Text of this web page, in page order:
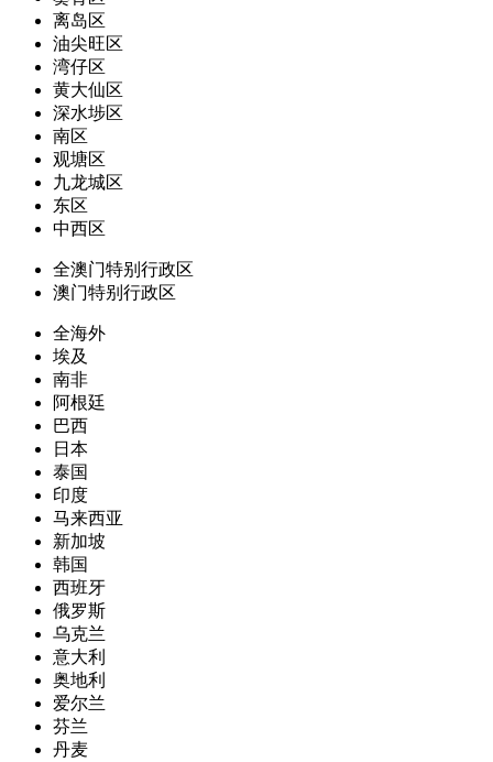
离岛区
油尖旺区
湾仔区
黄大仙区
深水埗区
南区
观塘区
九龙城区
东区
中西区
全澳门特别行政区
澳门特别行政区
全海外
埃及
南非
阿根廷
巴西
日本
泰国
印度
马来西亚
新加坡
韩国
西班牙
俄罗斯
乌克兰
意大利
奥地利
爱尔兰
芬兰
丹麦